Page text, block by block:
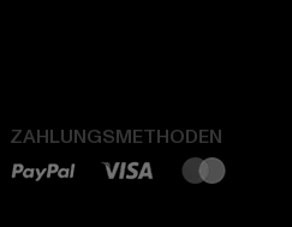
ZAHLUNGSMETHODEN